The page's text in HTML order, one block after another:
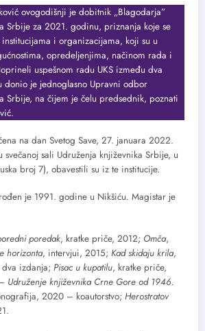
ovogodišnji je dobitnik „Blagodarja”
Srbije za 2021. godinu, priznanja koje se
i organizacijama, koji su u
opredeljenjima, načinom rada i
uspešnom radu UKS između dva
donio je jednoglasno Upravni odbor
Srbije, na čijem je čelu predsednik, poznati
na dan Svetog Save, 27. januara 2022.
svečanoj sali Udruženja književnika Srbije, u
broj 7), obavestili su iz te institucije.
je 1991. godine u Nikšiću. Magistar je
poredak, kratke priče, 2012; Omča,
horizonta, intervjui, 2015; Kad skidaju krila,
izdanja; Pisac u kupatilu, kratke priče,
Udruženje književnika Crne Gore od 1946.
2020 – koautorstvo; Herostratov